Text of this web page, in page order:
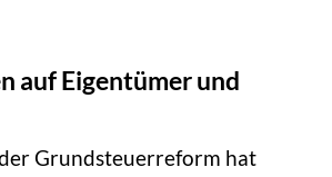
auf Eigentümer und
Grundsteuerreform hat